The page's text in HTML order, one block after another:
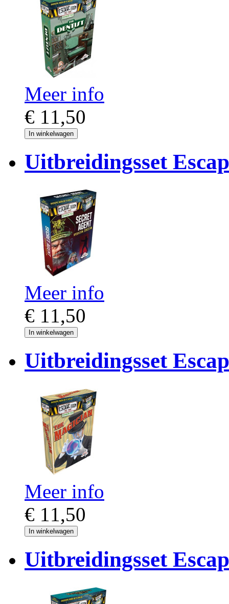
Meer info
€ 11,50
In winkelwagen
Uitbreidingsset
Meer info
€ 11,50
In winkelwagen
Uitbreidingsset
Meer info
€ 11,50
In winkelwagen
Uitbreidingsset